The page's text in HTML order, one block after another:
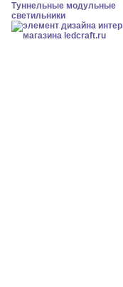
Туннельные модульные
светильники